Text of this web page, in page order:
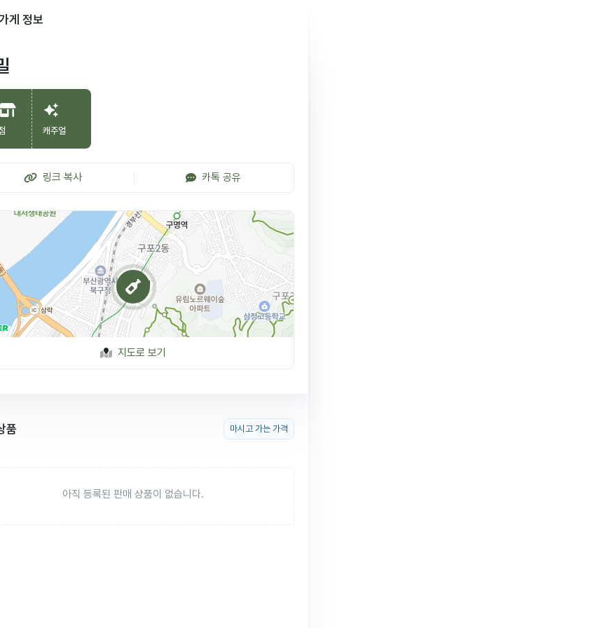
게 정보
캐주얼
링크 복사 카톡 공유
지도로 보기
품 마시고 가는 가격
아직 등록된 판매 상품이 없습니다.